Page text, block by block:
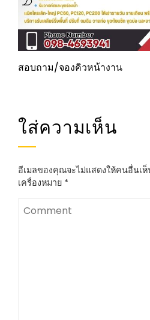
สอบถาม/จองคิวหน้างาน
ใส่ความเห็น
อีเมลของคุณจะไม่แสดงให้คนอื่นเ
เครื่องหมาย *